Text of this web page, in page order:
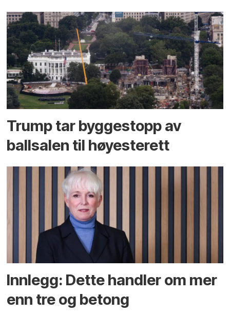
Trump tar byggestopp av
ballsalen til høyesterett
Innlegg: Dette handler om mer
enn tre og betong